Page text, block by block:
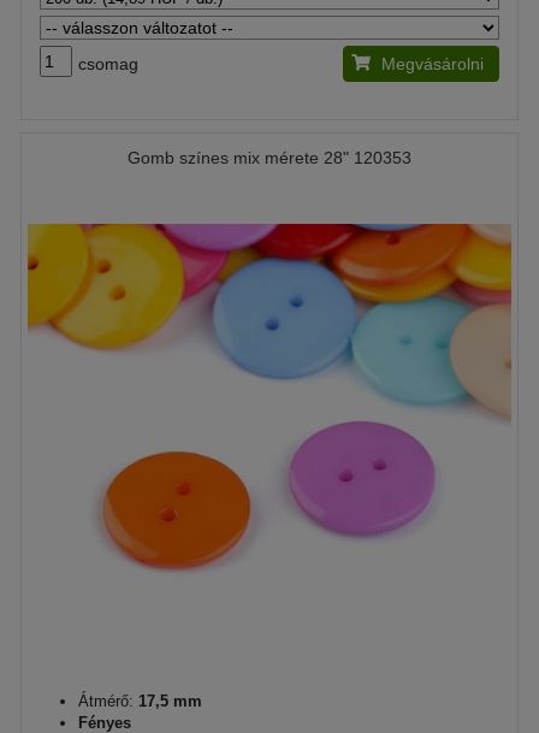
csomag Megvásárolni
Gomb színes mix mérete 28" 120353
Átmérő: 17,5 mm
Fényes